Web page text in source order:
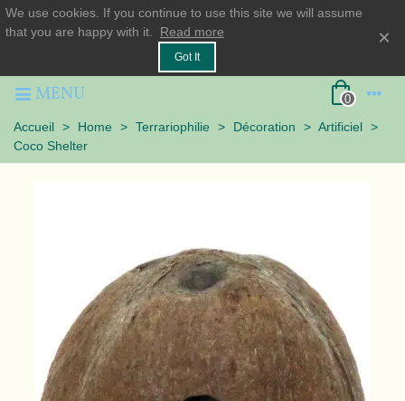
We use cookies. If you continue to use this site we will assume
that you are happy with it.
Read more
Got It
×
MENU 0
Accueil > Home > Terrariophilie > Décoration > Artificiel >
Coco Shelter